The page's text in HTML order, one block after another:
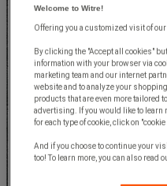
Welcome to Witre!
Offering you a customized visit of
By clicking the "Accept all cookies"
information with your browser via
marketing team and our internet
website and to analyze your
products that are even more tailored
advertising. If you would like to learn
for each type of cookie, click on
And if you choose to continue your
too! To learn more, you can also read